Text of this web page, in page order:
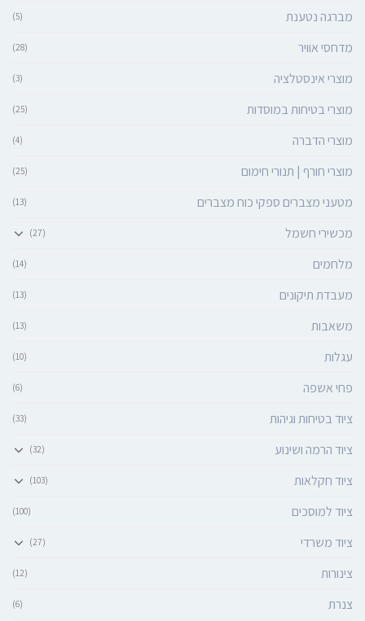
מברגה נטענת (5)
מדחסי אוויר (28)
מוצרי אינסטלציה (3)
מוצרי בטיחות במוסדות (25)
מוצרי הדברה (4)
מוצרי חורף | תנורי חימום (25)
מטעני מצברים ספקי כוח מצברים (13)
מכשירי חשמל (27)
מלחמים (14)
מעבדת תיקונים (13)
משאבות (13)
עגלות (10)
פחי אשפה (6)
ציוד בטיחות וגיהות (33)
ציוד הרמה ושינוע (32)
ציוד חקלאות (103)
ציוד למוסכים (100)
ציוד משרדי (27)
צינורות (12)
צנרת (6)